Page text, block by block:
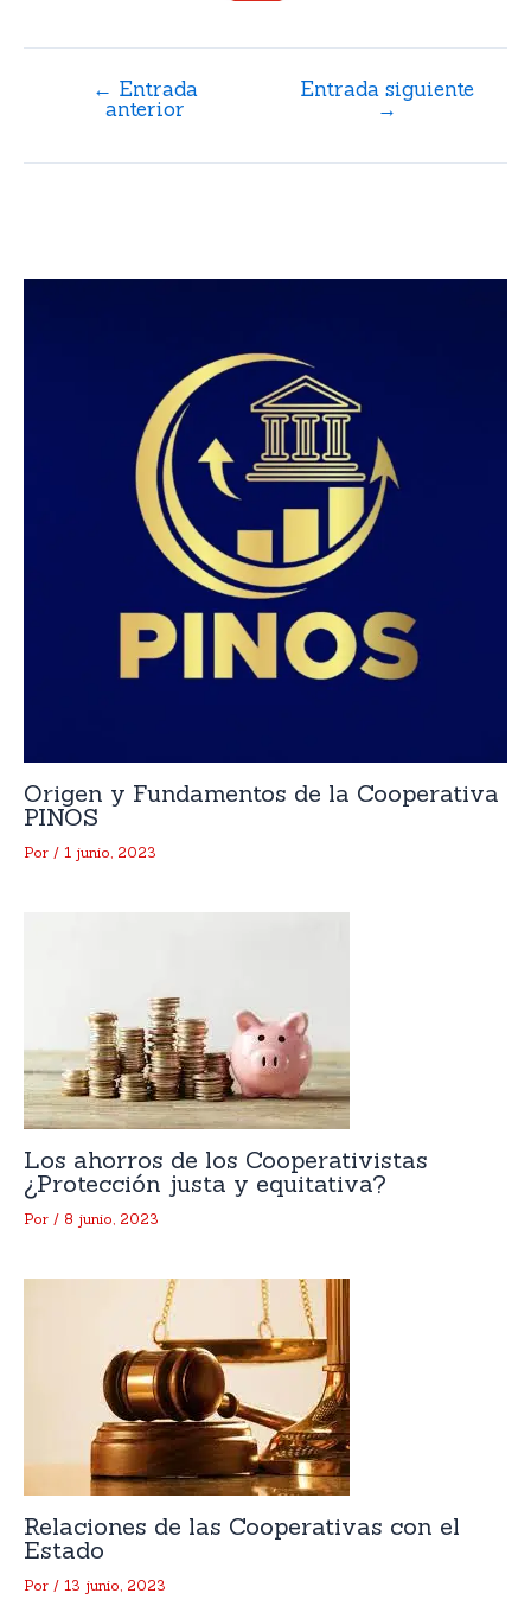
← Entrada
anterior
Entrada siguiente
→
Origen y Fundamentos de la Cooperativa
PINOS
Por / 1 junio, 2023
Los ahorros de los Cooperativistas
¿Protección justa y equitativa?
Por / 8 junio, 2023
Relaciones de las Cooperativas con el
Estado
Por / 13 junio, 2023